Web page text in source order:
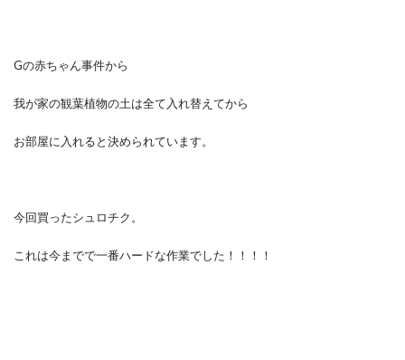
Gの赤ちゃん事件から
我が家の観葉植物の土は全て入れ替えてから
お部屋に入れると決められています。
今回買ったシュロチク。
これは今までで一番ハードな作業でした！！！！